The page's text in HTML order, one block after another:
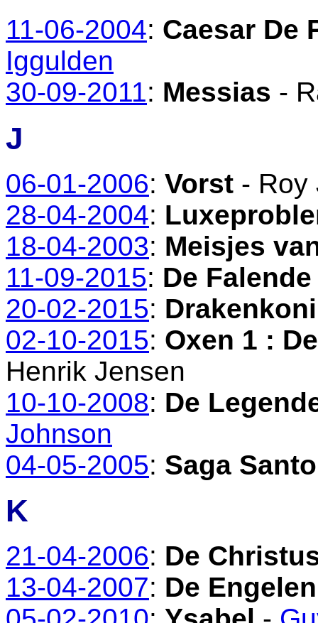
11-06-2004: Caesar De
Iggulden
30-09-2011: Messias -
J
06-01-2006: Vorst - Roy
28-04-2004:
18-04-2003: Meisjes
11-09-2015: De
20-02-2015:
02-10-2015: Oxen 1 :
Henrik Jensen
10-10-2008: De
Johnson
04-05-2005: Saga
K
21-04-2006: De
13-04-2007: De